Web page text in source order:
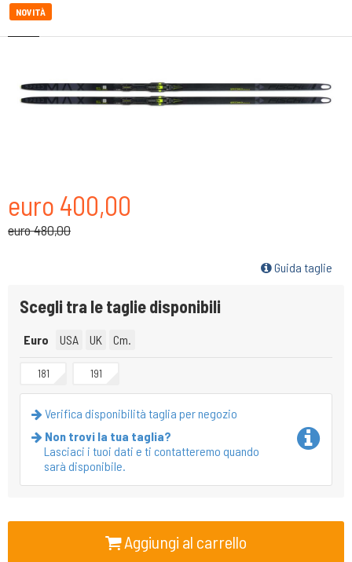
NOVITÀ
euro 400,00
euro 480,00
Guida taglie
Scegli tra le taglie disponibili
Euro USA UK Cm.
181 191
Verifica disponibilità taglia per negozio
Non trovi la tua taglia?
Lasciaci i tuoi dati e ti contatteremo quando
sarà disponibile.
Aggiungi al carrello